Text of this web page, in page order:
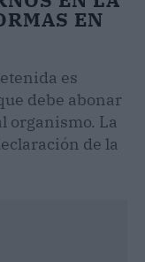
EN
es
debe abonar
organismo. La
de la